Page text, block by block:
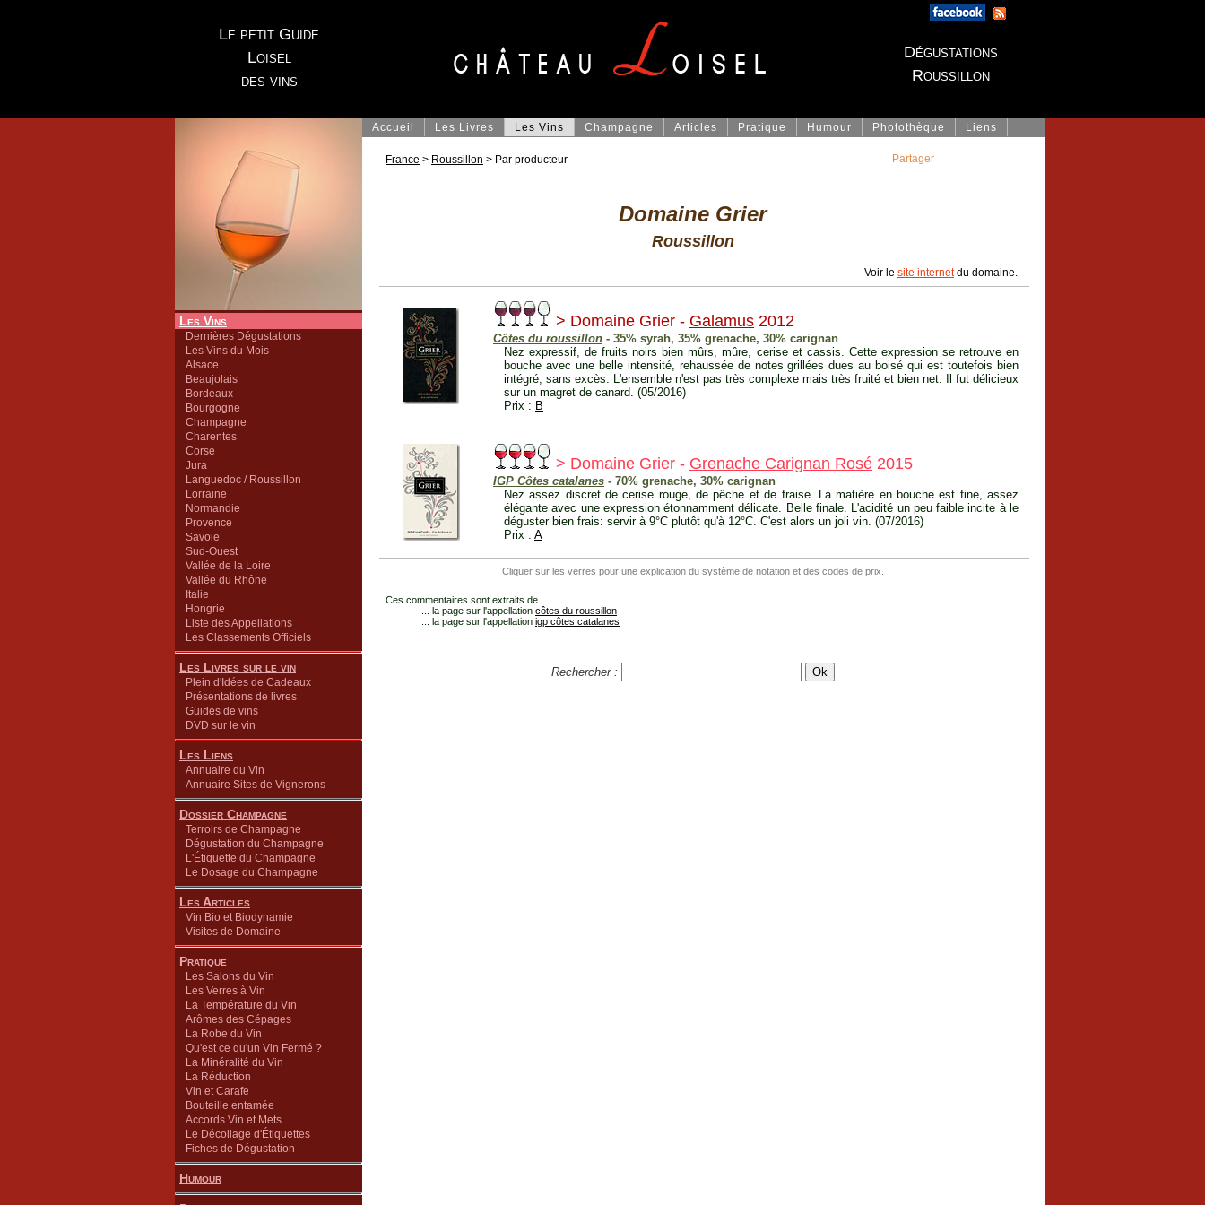
Le petit Guide
Loisel
des vins
Dégustations
Roussillon
Les Vins
Dernières Dégustations
Les Vins du Mois
Alsace
Beaujolais
Bordeaux
Bourgogne
Champagne
Charentes
Corse
Jura
Languedoc / Roussillon
Lorraine
Normandie
Provence
Savoie
Sud-Ouest
Vallée de la Loire
Vallée du Rhône
Italie
Hongrie
Liste des Appellations
Les Classements Officiels
Les Livres sur le vin
Plein d'Idées de Cadeaux
Présentations de livres
Guides de vins
DVD sur le vin
Les Liens
Annuaire du Vin
Annuaire Sites de Vignerons
Dossier Champagne
Terroirs de Champagne
Dégustation du Champagne
L'Étiquette du Champagne
Le Dosage du Champagne
Les Articles
Vin Bio et Biodynamie
Visites de Domaine
Pratique
Les Salons du Vin
Les Verres à Vin
La Température du Vin
Arômes des Cépages
La Robe du Vin
Qu'est ce qu'un Vin Fermé ?
La Minéralité du Vin
La Réduction
Vin et Carafe
Bouteille entamée
Accords Vin et Mets
Le Décollage d'Étiquettes
Fiches de Dégustation
Humour
Accueil Les Livres Les Vins Champagne Articles Pratique Humour Photothèque Liens
France > Roussillon > Par producteur
Domaine Grier
Roussillon
Voir le site internetdu domaine.
> Domaine Grier - Galamus 2012
Côtes du roussillon - 35% syrah, 35% grenache, 30% carignan
Nez expressif, de fruits noirs bien mûrs, mûre, cerise et cassis. Cette expression se retrouve en
bouche avec une belle intensité, rehaussée de notes grillées dues au boisé qui est toutefois bien
intégré, sans excès. L'ensemble n'est pas très complexe mais très fruité et bien net. Il fut délicieux
sur un magret de canard. (05/2016)
Prix : B
> Domaine Grier - Grenache Carignan Rosé 2015
IGP Côtes catalanes - 70% grenache, 30% carignan
Nez assez discret de cerise rouge, de pêche et de fraise. La matière en bouche est fine, assez
élégante avec une expression étonnamment délicate. Belle finale. L'acidité un peu faible incite à le
déguster bien frais: servir à 9°C plutôt qu'à 12°C. C'est alors un joli vin. (07/2016)
Prix : A
Cliquer sur les verres pour une explication du système de notation et des codes de prix.
Ces commentaires sont extraits de...
... la page sur l'appellation côtes du roussillon
... la page sur l'appellation igp côtes catalanes
Rechercher :
Partager